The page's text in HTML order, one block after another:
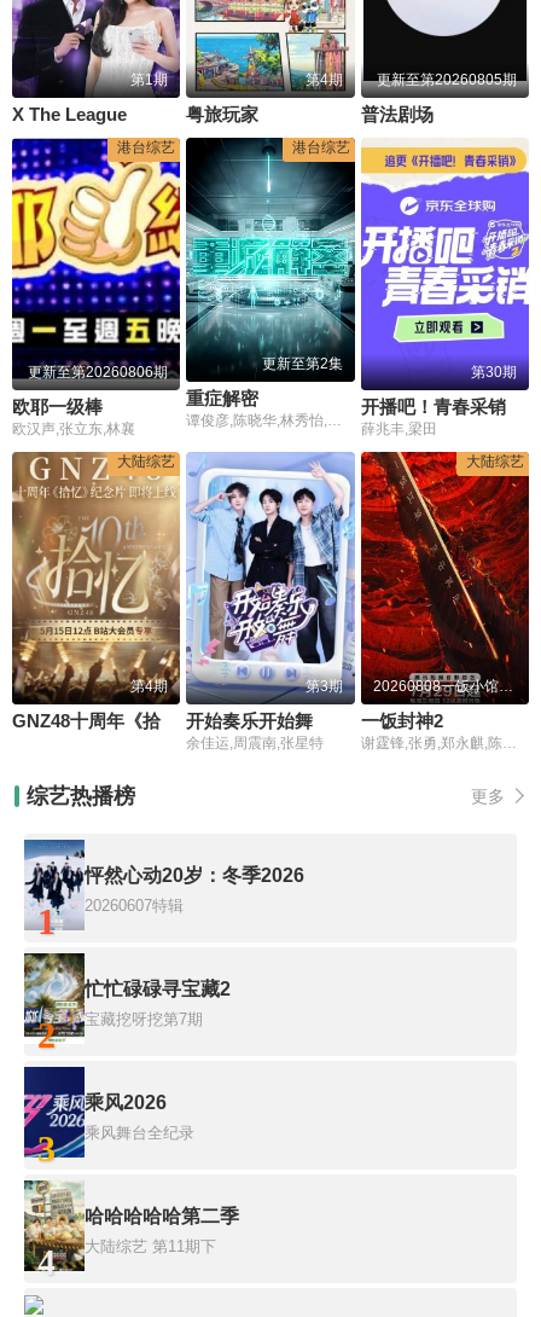
第1期
X The League
第4期
粤旅玩家
更新至第20260805期
普法剧场
港台综艺
更新至第20260806期
欧耶一级棒
欧汉声,张立东,林襄
港台综艺
更新至第2集
重症解密
谭俊彦,陈晓华,林秀怡,梁凯晴
第30期
开播吧！青春采销第2季
薛兆丰,梁田
大陆综艺
第4期
GNZ48十周年《拾忆》纪念片
第3期
开始奏乐开始舞
余佳运,周震南,张星特
大陆综艺
20260808一饭小馆第2期
一饭封神2
谢霆锋,张勇,郑永麒,陈晓卿,李诞,屈雨瑜,杨艳彬,黎子安
综艺热播榜 更多
1
怦然心动20岁：冬季2026
20260607特辑
2
忙忙碌碌寻宝藏2
宝藏挖呀挖第7期
3
乘风2026
乘风舞台全纪录
4
哈哈哈哈哈第二季
大陆综艺 第11期下